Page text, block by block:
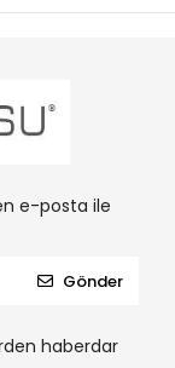
e-posta ile
Gönder
haberdar